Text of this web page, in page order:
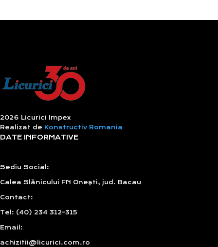
2026 Licurici Impex
Realizat de Konstructiv Romania
DATE INFORMATIVE
Sediu Social:
Calea Slănicului FN Onești, jud. Bacau
Contact:
Tel: (40) 234 312-315
Email:
achizitii@licurici.com.ro